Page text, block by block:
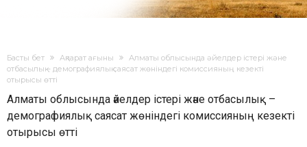
Басты бет Ақпарат ағыны
Алматы облысында әйелдер істері және
отбасылық – демографиялық саясат жөніндегі комиссияның кезекті
отырысы өтті
Алматы облысында әйелдер істері және отбасылық –
демографиялық саясат жөніндегі комиссияның кезекті
отырысы өтті